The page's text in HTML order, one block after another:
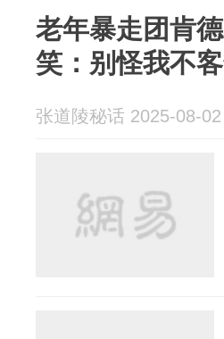
老年暴走团肯
笑：别怪我不客
张道陵秘话 2025-08-02